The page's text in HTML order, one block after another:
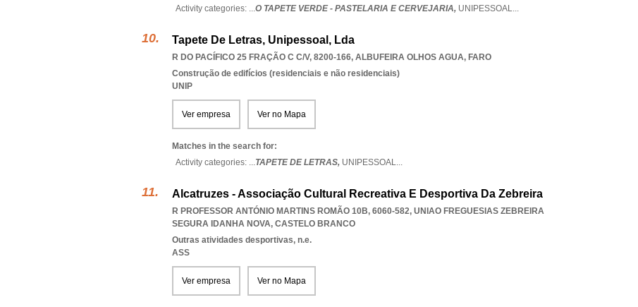
Activity categories: ...O TAPETE VERDE - PASTELARIA E CERVEJARIA, UNIPESSOAL...
Tapete De Letras, Unipessoal, Lda
R DO PACÍFICO 25 FRAÇÃO C C/V, 8200-166, ALBUFEIRA OLHOS AGUA, FARO
Construção de edifícios (residenciais e não residenciais)
UNIP
Ver empresa Ver no Mapa
Matches in the search for:
Activity categories: ...TAPETE DE LETRAS, UNIPESSOAL...
Alcatruzes - Associação Cultural Recreativa E Desportiva Da Zebreira
R PROFESSOR ANTÓNIO MARTINS ROMÃO 10B, 6060-582, UNIAO FREGUESIAS ZEBREIRA
SEGURA IDANHA NOVA, CASTELO BRANCO
Outras atividades desportivas, n.e.
ASS
Ver empresa Ver no Mapa